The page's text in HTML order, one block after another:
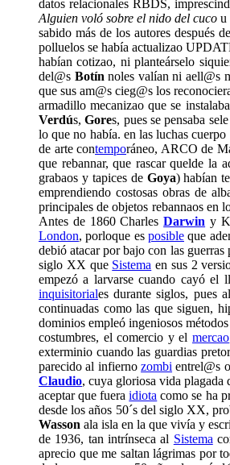
datos relacionales RBDS,
Alguien voló sobre el nido del cuco u
sabido más de los autores después
polluelos se había actualizao
habían cotizao, ni planteárselo
del@s Botín noles valían ni aell@s
que sus am@s cieg@s los
armadillo mecanizao que se
Verdús,Gores, pues se pensaba
lo que no había. en las luchas
de arte contemporáneo, ARCO de
que rebannar, que rascar quelde la
grabaos y tapices de Goya) habían
emprendiendo costosas obras de
principales de objetos rebannaos en
Antes de 1860 CharlesDarwin y
London, porloque es posible que
debió atacar por bajo con las guerras
siglo XX que Sistema en sus 2
empezó a larvarse cuando cayó el
inquisitoriales durante siglos, pues
continuadas como las que siguen,
dominios empleó ingeniosos
costumbres, el comercio y el mercao
exterminio cuando las guardias
parecido al infiernozombi entrel@s
Claudio, cuya gloriosa vida plagada
aceptar que fueraidiota como se ha
desde los años 50´s del siglo XX,
Wasson ala isla en la que vivía y
de 1936, tan intrínseca al Sistema
aprecio que me saltan lágrimas por